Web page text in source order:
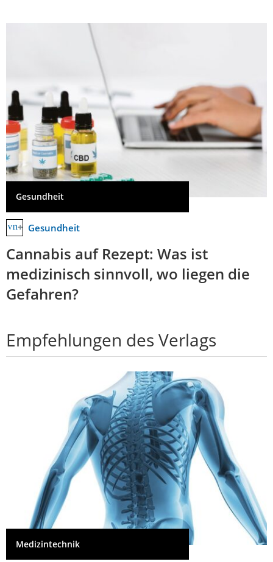
Gesundheit
Gesundheit
Cannabis auf Rezept: Was ist
medizinisch sinnvoll, wo liegen die
Gefahren?
Empfehlungen des Verlags
Medizintechnik